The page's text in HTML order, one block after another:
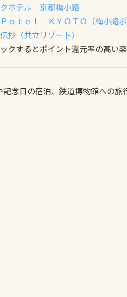
ホテル 京都梅小路
ｏｔｅｌ ＫＹＯＴＯ（梅小路ポ
（共立リゾート）
クするとポイント還元率の高い
念日の宿泊、鉄道博物館への